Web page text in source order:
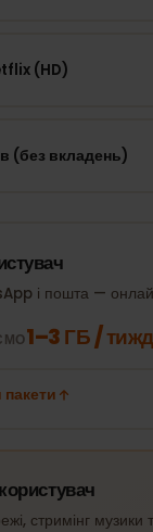
(HD)
(без вкладень)
і пошта —
1–3 ГБ /
стримінг музики